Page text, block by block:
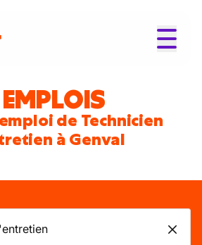
de Technicien
à Genval